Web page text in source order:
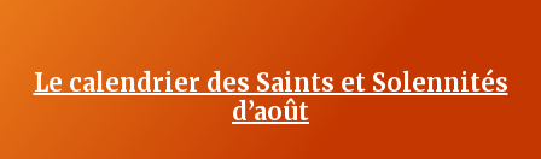
Le calendrier des Saints et Solennités
d’août